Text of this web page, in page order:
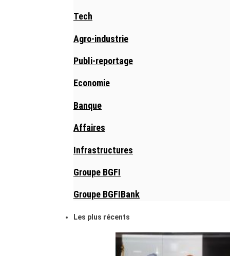
Tech
Agro-industrie
Publi-reportage
Economie
Banque
Affaires
Infrastructures
Groupe BGFI
Groupe BGFIBank
Les plus récents